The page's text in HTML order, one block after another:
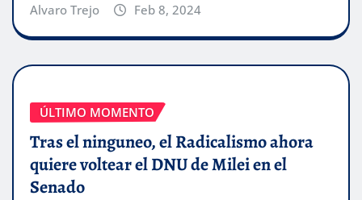
Alvaro Trejo Feb 8, 2024
ÚLTIMO MOMENTO
Tras el ninguneo, el Radicalismo ahora
quiere voltear el DNU de Milei en el
Senado